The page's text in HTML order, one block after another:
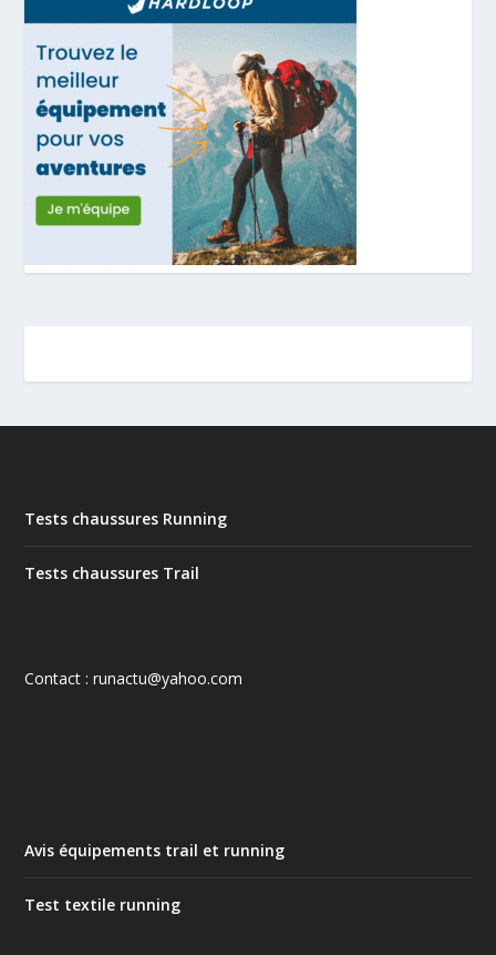
Tests chaussures Running
Tests chaussures Trail
Contact : runactu@yahoo.com
Avis équipements trail et running
Test textile running